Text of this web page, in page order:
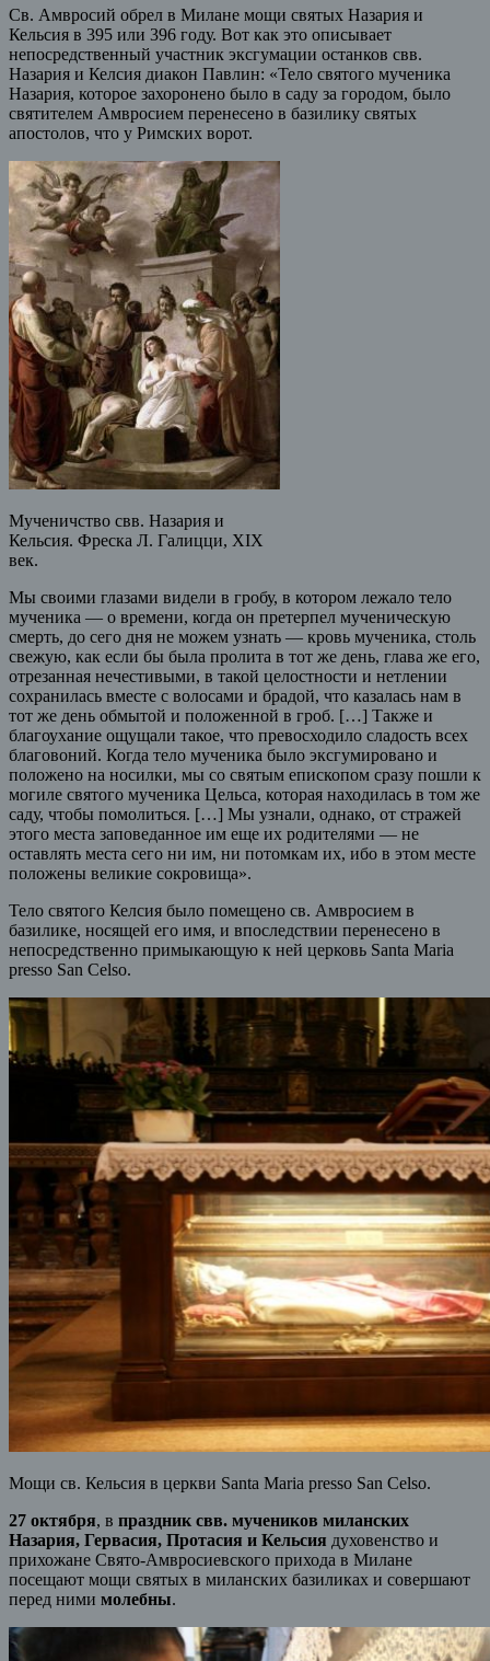
Св. Амвросий обрел в Милане мощи святых Назария и
Кельсия в 395 или 396 году. Вот как это описывает
непосредственный участник эксгумации останков свв.
Назария и Келсия диакон Павлин: «Тело святого мученика
Назария, которое захоронено было в саду за городом, было
святителем Амвросием перенесено в базилику святых
апостолов, что у Римских ворот.
Мученичство свв. Назария и
Кельсия. Фреска Л. Галицци, XIX
век.
Мы своими глазами видели в гробу, в котором лежало тело
мученика — о времени, когда он претерпел мученическую
смерть, до сего дня не можем узнать — кровь мученика, столь
свежую, как если бы была пролита в тот же день, глава же его,
отрезанная нечестивыми, в такой целостности и нетлении
сохранилась вместе с волосами и брадой, что казалась нам в
тот же день обмытой и положенной в гроб. […] Также и
благоухание ощущали такое, что превосходило сладость всех
благовоний. Когда тело мученика было эксгумировано и
положено на носилки, мы со святым епископом сразу пошли к
могиле святого мученика Цельса, которая находилась в том же
саду, чтобы помолиться. […] Мы узнали, однако, от стражей
этого места заповеданное им еще их родителями — не
оставлять места сего ни им, ни потомкам их, ибо в этом месте
положены великие сокровища».
Тело святого Келсия было помещено св. Амвросием в
базилике, носящей его имя, и впоследствии перенесено в
непосредственно примыкающую к ней церковь Santa Maria
presso San Celso.
Мощи св. Кельсия в церкви Santa Maria presso San Celso.
27 октября, в праздник свв. мучеников миланских
Назария, Гервасия, Протасия и Кельсия духовенство и
прихожане Свято-Амвросиевского прихода в Милане
посещают мощи святых в миланских базиликах и совершают
перед ними молебны.